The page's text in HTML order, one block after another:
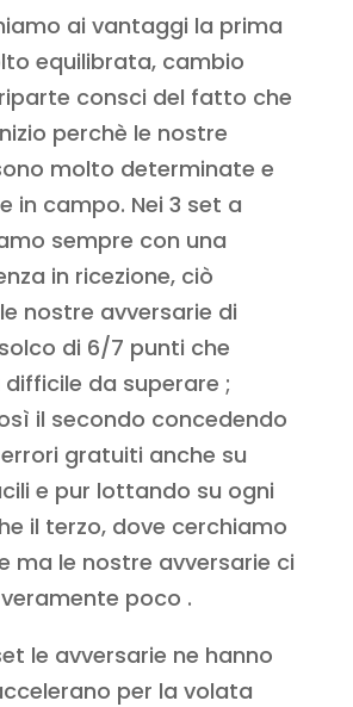
ai vantaggi la prima
equilibrata, cambio
consci del fatto che
perchè le nostre
molto determinate e
in campo. Nei 3 set a
sempre con una
in ricezione, ciò
nostre avversarie di
di 6/7 punti che
da superare ;
il secondo concedendo
gratuiti anche su
e pur lottando su ogni
il terzo, dove cerchiamo
ma le nostre avversarie ci
poco .
le avversarie ne hanno
per la volata